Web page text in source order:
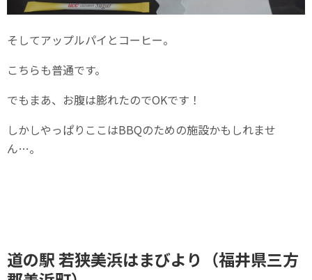
そしてアップルパイとコーヒー。
こちらも普通です。
でもまあ、お腹は膨れたのでOKです！
しかしやっぱりここはBBQのための施設かもしれませ
ん…。
道の駅 若狭美浜はまびより（福井県三方